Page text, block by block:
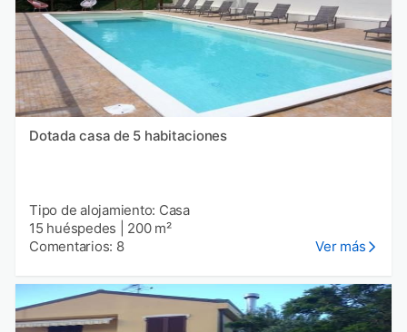
Dotada casa de 5 habitaciones
Tipo de alojamiento: Casa
15 huéspedes
200 m²
Comentarios: 8
Ver más